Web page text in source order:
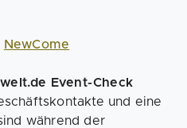
NewCome
Event-Check
und eine
während der